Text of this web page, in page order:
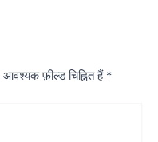
आवश्यक फ़ील्ड चिह्नित हैं *